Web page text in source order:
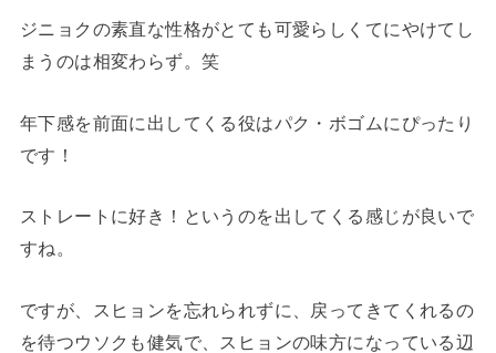
ジニョクの素直な性格がとても可愛らしくてにやけてし
まうのは相変わらず。笑
年下感を前面に出してくる役はパク・ボゴムにぴったり
です！
ストレートに好き！というのを出してくる感じが良いで
すね。
ですが、スヒョンを忘れられずに、戻ってきてくれるの
を待つウソクも健気で、スヒョンの味方になっている辺